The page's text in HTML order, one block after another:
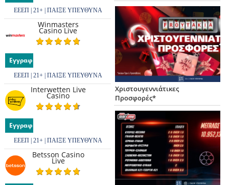
ΕΕΕΠ | 21+ | ΠΑΙΞΕ ΥΠΕΥΘΥΝΑ
Winmasters
Casino Live
Εγγραφή
ΕΕΕΠ | 21+ | ΠΑΙΞΕ ΥΠΕΥΘΥΝΑ
Interwetten Live
Casino
Εγγραφή
ΕΕΕΠ | 21+ | ΠΑΙΞΕ ΥΠΕΥΘΥΝΑ
Betsson Casino
Live
Χριστουγεννιάτικες
Προσφορές*